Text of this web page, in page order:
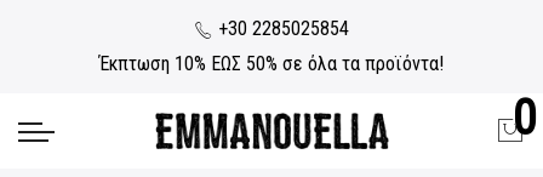
+30 2285025854
Έκπτωση 10% ΕΩΣ 50% σε όλα τα προϊόντα!
0